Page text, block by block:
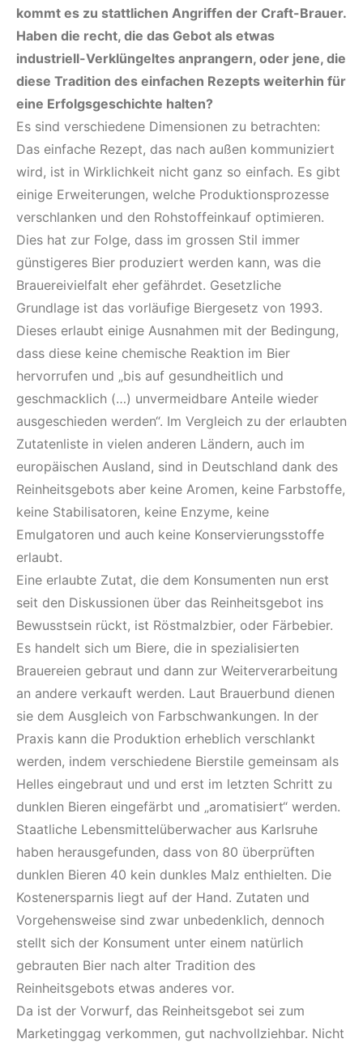
kommt es zu stattlichen Angriffen der Craft-Brauer.
Haben die recht, die das Gebot als etwas
industriell-Verklüngeltes anprangern, oder jene, die
diese Tradition des einfachen Rezepts weiterhin für
eine Erfolgsgeschichte halten?
Es sind verschiedene Dimensionen zu betrachten:
Das einfache Rezept, das nach außen kommuniziert
wird, ist in Wirklichkeit nicht ganz so einfach. Es gibt
einige Erweiterungen, welche Produktionsprozesse
verschlanken und den Rohstoffeinkauf optimieren.
Dies hat zur Folge, dass im grossen Stil immer
günstigeres Bier produziert werden kann, was die
Brauereivielfalt eher gefährdet. Gesetzliche
Grundlage ist das vorläufige Biergesetz von 1993.
Dieses erlaubt einige Ausnahmen mit der Bedingung,
dass diese keine chemische Reaktion im Bier
hervorrufen und „bis auf gesundheitlich und
geschmacklich (…) unvermeidbare Anteile wieder
ausgeschieden werden“. Im Vergleich zu der erlaubten
Zutatenliste in vielen anderen Ländern, auch im
europäischen Ausland, sind in Deutschland dank des
Reinheitsgebots aber keine Aromen, keine Farbstoffe,
keine Stabilisatoren, keine Enzyme, keine
Emulgatoren und auch keine Konservierungsstoffe
erlaubt.
Eine erlaubte Zutat, die dem Konsumenten nun erst
seit den Diskussionen über das Reinheitsgebot ins
Bewusstsein rückt, ist Röstmalzbier, oder Färbebier.
Es handelt sich um Biere, die in spezialisierten
Brauereien gebraut und dann zur Weiterverarbeitung
an andere verkauft werden. Laut Brauerbund dienen
sie dem Ausgleich von Farbschwankungen. In der
Praxis kann die Produktion erheblich verschlankt
werden, indem verschiedene Bierstile gemeinsam als
Helles eingebraut und und erst im letzten Schritt zu
dunklen Bieren eingefärbt und „aromatisiert“ werden.
Staatliche Lebensmittelüberwacher aus Karlsruhe
haben herausgefunden, dass von 80 überprüften
dunklen Bieren 40 kein dunkles Malz enthielten. Die
Kostenersparnis liegt auf der Hand. Zutaten und
Vorgehensweise sind zwar unbedenklich, dennoch
stellt sich der Konsument unter einem natürlich
gebrauten Bier nach alter Tradition des
Reinheitsgebots etwas anderes vor.
Da ist der Vorwurf, das Reinheitsgebot sei zum
Marketinggag verkommen, gut nachvollziehbar. Nicht